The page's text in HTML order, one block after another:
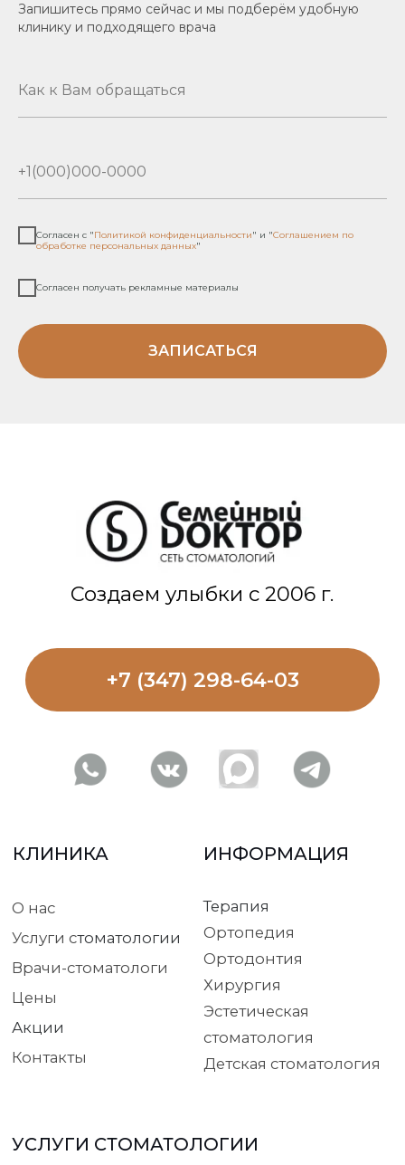
Запишитесь прямо сейчас и мы подберём удобную
клинику и подходящего врача
Согласен с "Политикой конфиденциальности" и "Соглашением по
обработке персональных данных"
Согласен получать рекламные материалы
ЗАПИСАТЬСЯ